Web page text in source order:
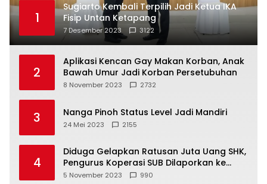
1
Sugiarto Kembali Terpilih Jadi Ketua IKA
Fisip Untan Ketapang
7 Desember 2023 3122
2
Aplikasi Kencan Gay Makan Korban, Anak
Bawah Umur Jadi Korban Persetubuhan
8 November 2023 2732
3 Nanga Pinoh Status Level Jadi Mandiri
24 Mei 2023 2155
4
Diduga Gelapkan Ratusan Juta Uang SHK,
Pengurus Koperasi SUB Dilaporkan ke
Polisi
5 November 2023 990